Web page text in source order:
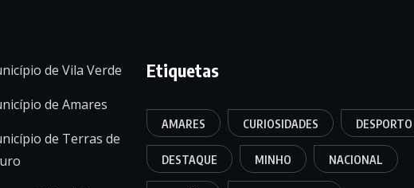
de Vila Verde
de Amares
de Terras de
Etiquetas
AMARES CURIOSIDADES DESPORTO
DESTAQUE MINHO NACIONAL